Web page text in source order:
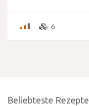
6
Beliebteste Rezepte